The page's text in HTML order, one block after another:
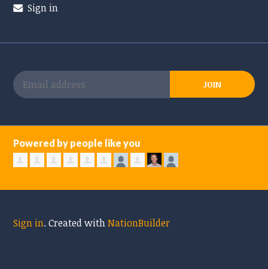
Sign in
Powered by people like you
Sign in.Created withNationBuilder